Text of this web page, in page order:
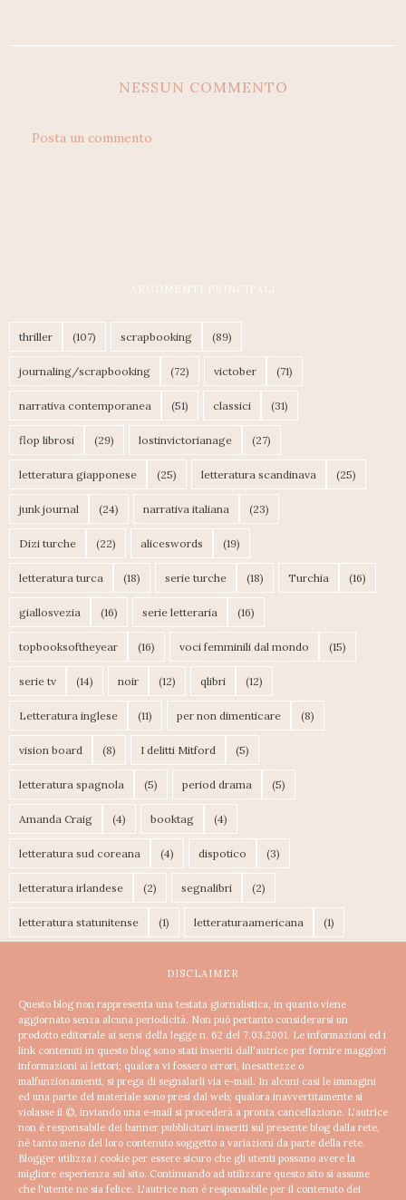
NESSUN COMMENTO
Posta un commento
ARGOMENTI PRINCIPALI
thriller (107) scrapbooking (89)
journaling/scrapbooking (72) victober (71)
narrativa contemporanea (51) classici (31)
flop librosi (29) lostinvictorianage (27)
letteratura giapponese (25) letteratura scandinava (25)
junk journal (24) narrativa italiana (23)
Dizi turche (22) aliceswords (19)
letteratura turca (18) serie turche (18) Turchia (16)
giallosvezia (16) serie letteraria (16)
topbooksoftheyear (16) voci femminili dal mondo (15)
serie tv (14) noir (12) qlibri (12)
Letteratura inglese (11) per non dimenticare (8)
vision board (8) I delitti Mitford (5)
letteratura spagnola (5) period drama (5)
Amanda Craig (4) booktag (4)
letteratura sud coreana (4) dispotico (3)
letteratura irlandese (2) segnalibri (2)
letteratura statunitense (1) letteraturaamericana (1)
DISCLAIMER
Questo blog non rappresenta una testata giornalistica, in quanto viene
aggiornato senza alcuna periodicità. Non può pertanto considerarsi un
prodotto editoriale ai sensi della legge n. 62 del 7.03.2001. Le informazioni ed i
link contenuti in questo blog sono stati inseriti dall'autrice per fornire maggiori
informazioni ai lettori; qualora vi fossero errori, inesattezze o
malfunzionamenti, si prega di segnalarli via e-mail. In alcuni casi le immagini
ed una parte del materiale sono presi dal web; qualora inavvertitamente si
violasse il ©, inviando una e-mail si procederà a pronta cancellazione. L'autrice
non è responsabile dei banner pubblicitari inseriti sul presente blog dalla rete,
né tanto meno del loro contenuto soggetto a variazioni da parte della rete.
Blogger utilizza i cookie per essere sicuro che gli utenti possano avere la
migliore esperienza sul sito. Continuando ad utilizzare questo sito si assume
che l'utente ne sia felice. L'autrice non è responsabile per il contenuto dei